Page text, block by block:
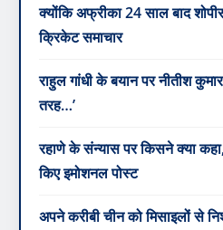
क्योंकि अफ्रीका 24 साल बाद
क्रिकेट समाचार
राहुल गांधी के बयान पर नीतीश
तरह…’
रहाणे के संन्यास पर किसने क्या
किए इमोशनल पोस्ट
अपने करीबी चीन को मिसाइलों से